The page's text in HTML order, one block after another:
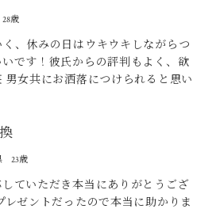
28歳
、休みの日はウキウキしながらつ
です！彼氏からの評判もよく、欲
男女共にお洒落につけられると思い
23歳
ていただき本当にありがとうござ
レゼントだったので本当に助かりま